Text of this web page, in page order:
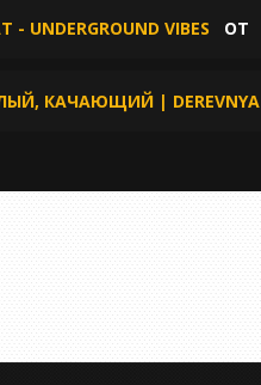
- UNDERGROUND VIBES ОТ
КАЧАЮЩИЙ | DEREVNYA